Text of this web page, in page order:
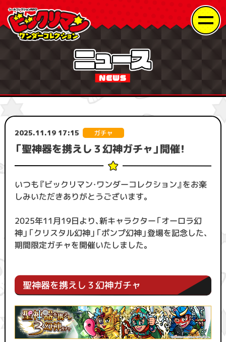
2025.11.19 17:15
「聖神器を携えし３幻神ガチャ」開催！
いつも『ビックリマン・ワンダーコレクション』をお楽
しみいただきありがとうございます。
2025年11月19日より、新キャラクター「オーロラ幻
神」「クリスタル幻神」「ポンプ幻神」登場を記念した、
期間限定ガチャを開催いたしました。
聖神器を携えし３幻神ガチャ